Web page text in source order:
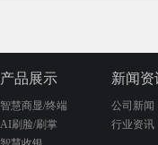
产品展示
智慧商显/终端
AI刷脸/刷掌
新闻资
公司新闻
行业资讯